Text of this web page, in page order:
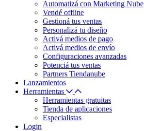
Automatizá con Marketing Nube
Vendé offline
Gestioná tus ventas
Personalizá tu diseño
Activá medios de pago
Activá medios de envío
Configuraciones avanzadas
Potenciá tus ventas
Partners Tiendanube
Lanzamientos
Herramientas
Herramientas gratuitas
Tienda de aplicaciones
Especialistas
Login